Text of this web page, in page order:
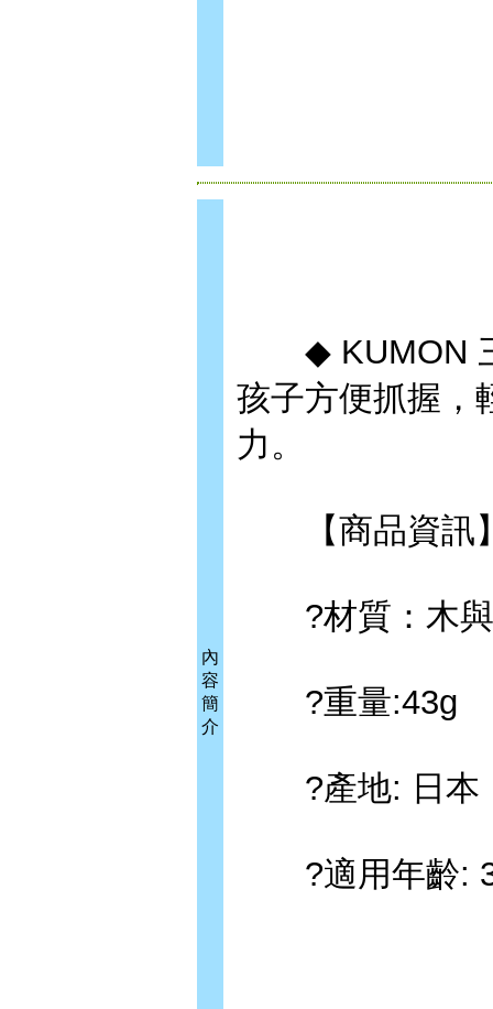
內
容
簡
介
◆ KUMON 三
孩子方便抓握，
力。
【商品資訊
?材質：木與
?重量:43g
?產地: 日本
?適用年齡: